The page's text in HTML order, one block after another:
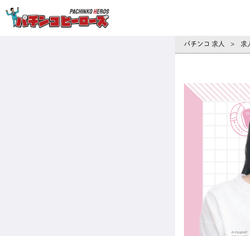
パチンコ 求人 > 求